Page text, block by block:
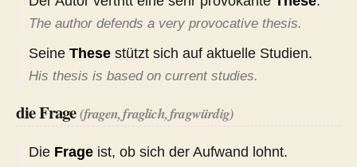
The author defends a very provocative thesis.
Seine These stützt sich auf aktuelle Studien.
His thesis is based on current studies.
die Frage(fragen, fraglich, fragwürdig)
Die Frage ist, ob sich der Aufwand lohnt.